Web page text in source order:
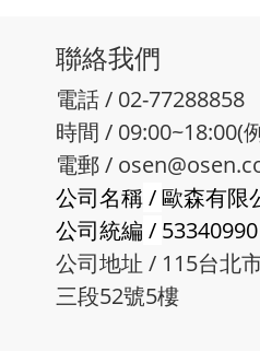
聯絡我們
電話 / 02-77288858
時間 / 09:00~18:00(
電郵 /
公司名稱/歐森有限
公司統編 / 53340990
公司地址 / 115台北
三段52號5樓